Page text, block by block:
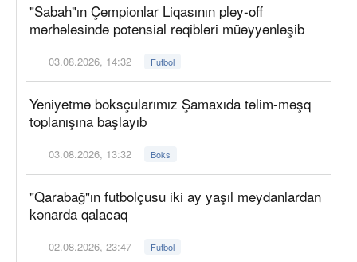
"Sabah"ın Çempionlar Liqasının pley-off
mərhələsində potensial rəqibləri müəyyənləşib
03.08.2026, 14:32 Futbol
Yeniyetmə boksçularımız Şamaxıda təlim-məşq
toplanışına başlayıb
03.08.2026, 13:32 Boks
"Qarabağ"ın futbolçusu iki ay yaşıl meydanlardan
kənarda qalacaq
02.08.2026, 23:47 Futbol